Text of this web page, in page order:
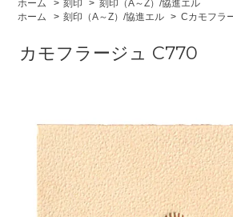
ホーム > 刻印 > 刻印（A～Z）/協進エル
ホーム
> 刻印（A～Z）/協進エル > Cカモフラ
カモフラージュ C770